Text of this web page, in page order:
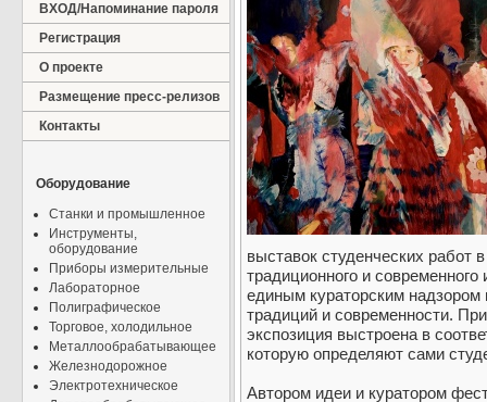
ВХОД/Напоминание пароля
Регистрация
О проекте
Размещение пресс-релизов
Контакты
Оборудование
Станки и промышленное
Инструменты,
оборудование
Приборы измерительные
Лабораторное
Полиграфическое
Торговое, холодильное
Металлообрабатывающее
Железнодорожное
Электротехническое
выставок студенческих работ
традиционного и
единым кураторским
традиций и современности.
экспозиция выстроена в
которую определяют сами
Автором идеи и куратором